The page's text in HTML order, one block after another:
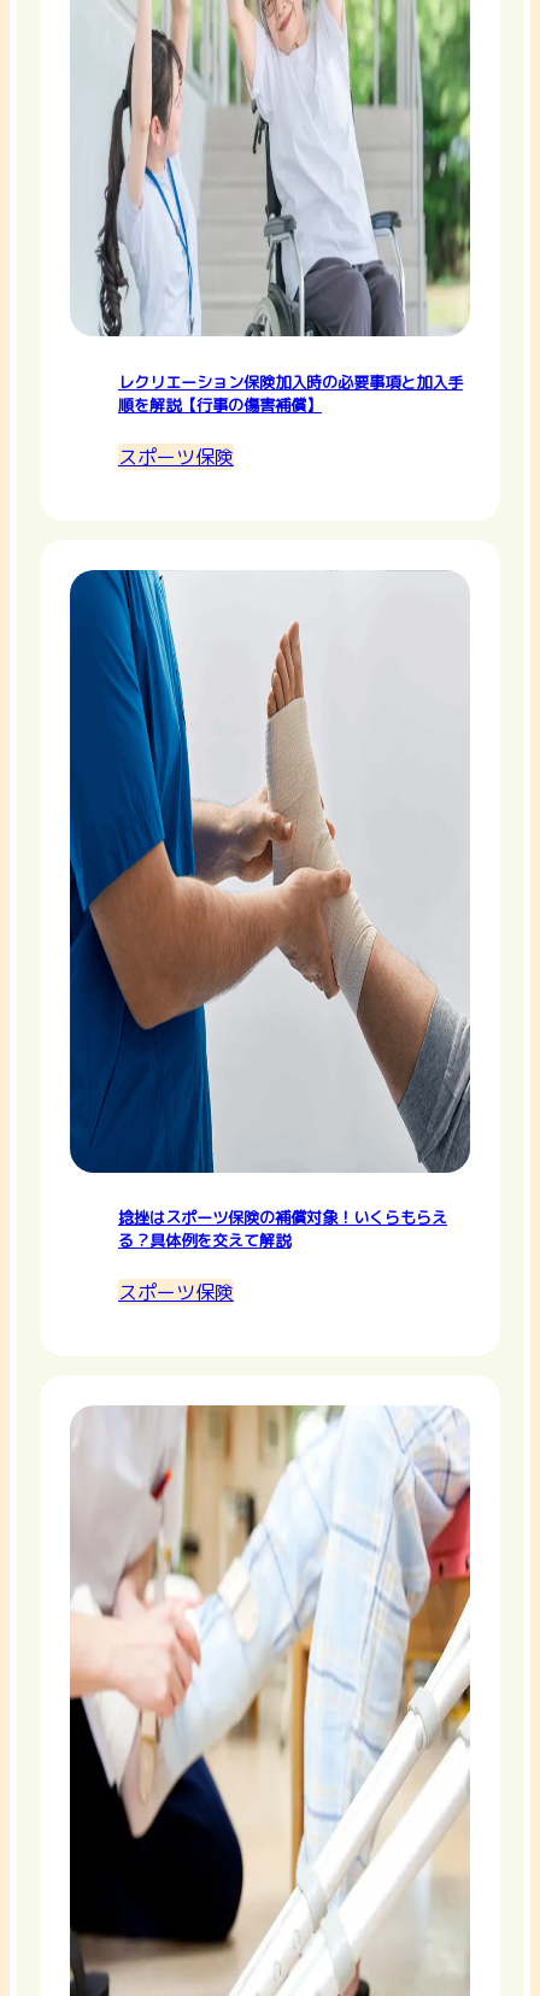
レクリエーション保険加入時の必要事項と加入手
順を解説【行事の傷害補償】
スポーツ保険
捻挫はスポーツ保険の補償対象！いくらもらえ
る？具体例を交えて解説
スポーツ保険